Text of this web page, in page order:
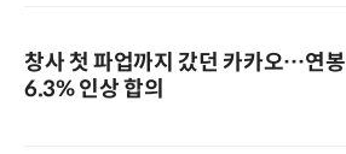
창사 첫 파업까지 갔던 카카오…연봉
6.3% 인상 합의